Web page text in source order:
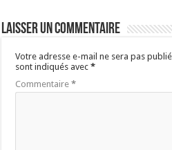
Laisser un commentaire
Votre adresse e-mail ne sera pas
sont indiqués avec*
Commentaire*